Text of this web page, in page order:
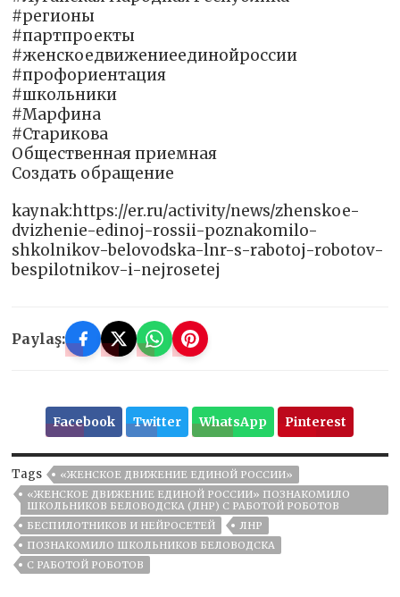
#регионы
#партпроекты
#женскоедвижениеединойроссии
#профориентация
#школьники
#Марфина
#Старикова
Общественная приемная
Создать обращение
kaynak:https://er.ru/activity/news/zhenskoe-
dvizhenie-edinoj-rossii-poznakomilo-
shkolnikov-belovodska-lnr-s-rabotoj-robotov-
bespilotnikov-i-nejrosetej
Paylaş:
Facebook Twitter WhatsApp Pinterest
Tags
«ЖЕНСКОЕ ДВИЖЕНИЕ ЕДИНОЙ РОССИИ»
«ЖЕНСКОЕ ДВИЖЕНИЕ ЕДИНОЙ РОССИИ» ПОЗНАКОМИЛО
ШКОЛЬНИКОВ БЕЛОВОДСКА (ЛНР) С РАБОТОЙ РОБОТОВ
БЕСПИЛОТНИКОВ И НЕЙРОСЕТЕЙ
ЛНР
ПОЗНАКОМИЛО ШКОЛЬНИКОВ БЕЛОВОДСКА
С РАБОТОЙ РОБОТОВ